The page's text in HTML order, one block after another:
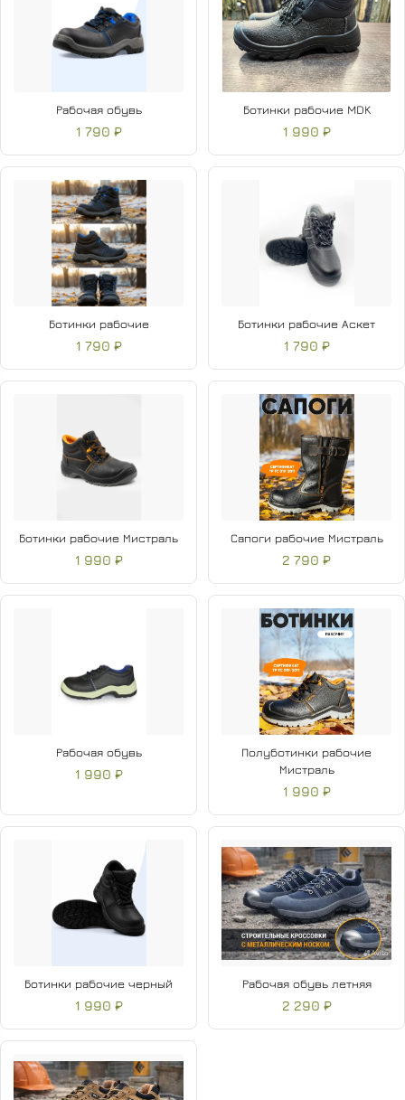
Рабочая обувь
1 790 ₽
Ботинки рабочие MDK
1 990 ₽
Ботинки рабочие
1 790 ₽
Ботинки рабочие Аскет
1 790 ₽
Ботинки рабочие Мистраль
1 990 ₽
Сапоги рабочие Мистраль
2 790 ₽
Рабочая обувь
1 990 ₽
Полуботинки рабочие
Мистраль
1 990 ₽
Ботинки рабочие черный
1 990 ₽
Рабочая обувь летняя
2 290 ₽